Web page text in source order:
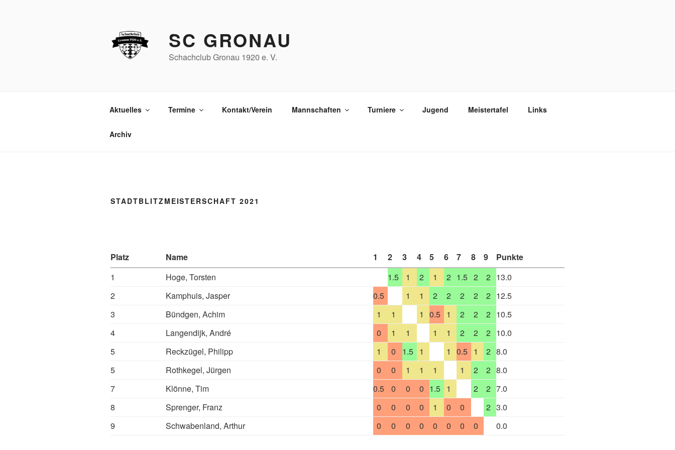
SC GRONAU
Schachclub Gronau 1920 e. V.
Aktuelles Termine Kontakt/Verein Mannschaften Turniere Jugend Meistertafel Links
Archiv
STADTBLITZMEISTERSCHAFT 2021
Platz Name 1 2 3 4 5 6 7 8 9
Punkte
1
Hoge, Torsten 1.5 1 2 1 2 1.5 2 2 13.0
2
Kamphuis, Jasper 0.5 1 1 2 2 2 2 2 12.5
3
Bündgen, Achim 1 1 1 0.5 1 2 2 2 10.5
4
Langendijk, André 0 1 1 1 1 2 2 2 10.0
5
Reckzügel, Philipp 1 0 1.5 1 1 0.5 1 2 8.0
5
Rothkegel, Jürgen 0 0 1 1 1 1 2 2 8.0
7
Klönne, Tim 0.5 0 0 0 1.5 1 2 2 7.0
8
Sprenger, Franz 0 0 0 0 1 0 0 2 3.0
9
Schwabenland, Arthur 0 0 0 0 0 0 0 0 0.0